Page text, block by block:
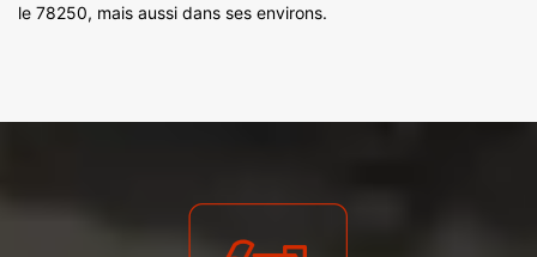
le 78250, mais aussi dans ses environs.